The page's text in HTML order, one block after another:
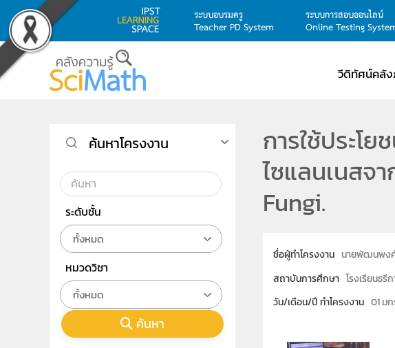
Skip to main content
ระบบอบรมครู
Teacher PD System
ระบบการสอบออนไลน์
Online Testing
วีดิทัศน์คลั
การใช้ประโ
ไซแลนเนสจ
Fungi.
ชื่อผู้ทำโครงงาน นายพัฒนพง
สถาบันการศึกษา โรงเรียนธรี
วัน/เดือน/ปี ทำโครงงาน 01 ม
ค้นหาโครงงาน
ระดับชั้น
ทั้งหมด
หมวดวิชา
ทั้งหมด
ค้นหา